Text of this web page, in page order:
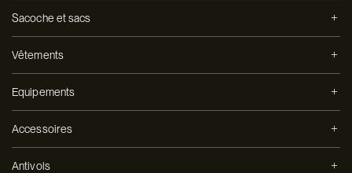
Sacoche et sacs
Vêtements
Equipements
Accessoires
Antivols